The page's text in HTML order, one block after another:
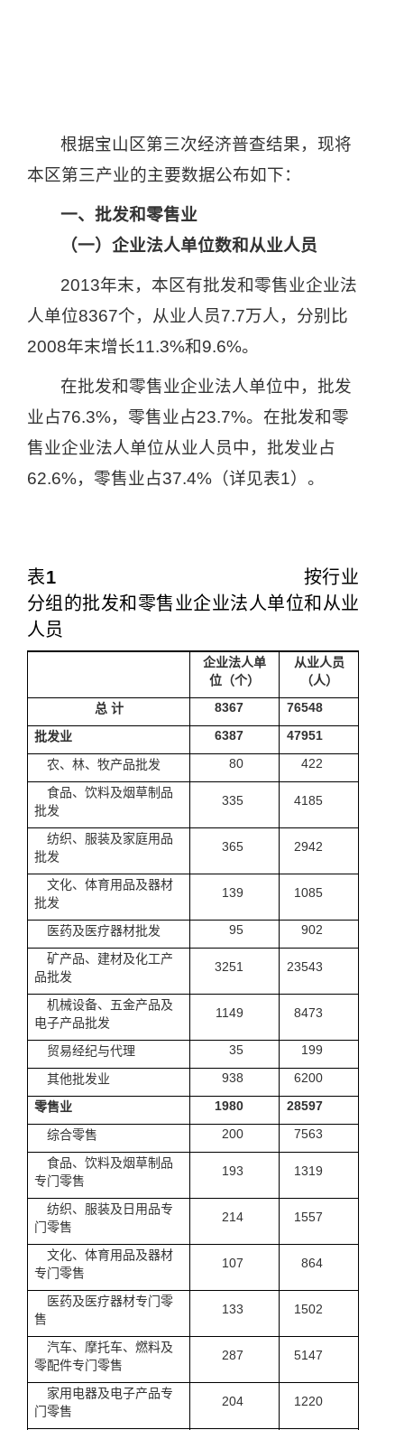
根据宝山区第三次经济普查结果，现将
本区第三产业的主要数据公布如下：
一、批发和零售业
（一）企业法人单位数和从业人员
2013年末，本区有批发和零售业企业法
人单位8367个，从业人员7.7万人，分别比
2008年末增长11.3%和9.6%。
在批发和零售业企业法人单位中，批发
业占76.3%，零售业占23.7%。在批发和零
售业企业法人单位从业人员中，批发业占
62.6%，零售业占37.4% （详见表1）。
表1
按行业
分组的批发和零售业企业法人单位和从业
人员
企业法人单
位（个）
从业人员
（人）
总 计 8367
76548
批发业
6387
47951
农、林、牧产品批发
80
422
食品、饮料及烟草制品
批发
335 4185
纺织、服装及家庭用品
批发
365 2942
文化、体育用品及器材
批发
139 1085
医药及医疗器材批发 95
902
矿产品、建材及化工产
品批发
3251 23543
机械设备、五金产品及
电子产品批发
1149 8473
贸易经纪与代理 35
199
其他批发业
938
6200
零售业
1980
28597
综合零售
200
7563
食品、饮料及烟草制品
专门零售
193 1319
纺织、服装及日用品专
门零售
214 1557
文化、体育用品及器材
专门零售
107 864
医药及医疗器材专门零
售
133 1502
汽车、摩托车、燃料及
零配件专门零售
287 5147
家用电器及电子产品专
门零售
204 1220